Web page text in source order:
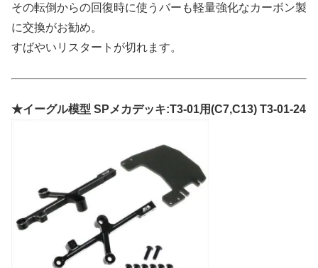
その転倒からの回復時に使うバーも軽量強化なカーボン製
に交換がお勧め。
すばやいリスタートが切れます。
★イーグル模型 SPメカデッキ:T3-01用(C7,C13) T3-01-24